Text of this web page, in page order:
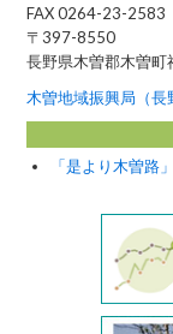
FAX 0264-23-2583
〒397-8550
長野県木曽郡木曽町
木曽地域振興局（長
「是より木曽路